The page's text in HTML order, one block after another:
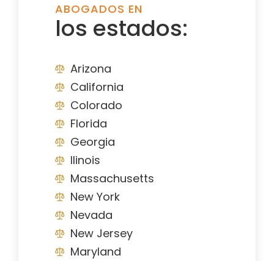
ABOGADOS EN
los estados:
Arizona
California
Colorado
Florida
Georgia
Ilinois
Massachusetts
New York
Nevada
New Jersey
Maryland